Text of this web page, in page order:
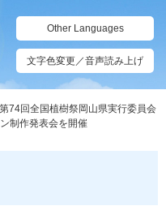
Other Languages
文字色変更／音声読み上げ
第74回全国植樹祭岡山県実行委員会
制作発表会を開催